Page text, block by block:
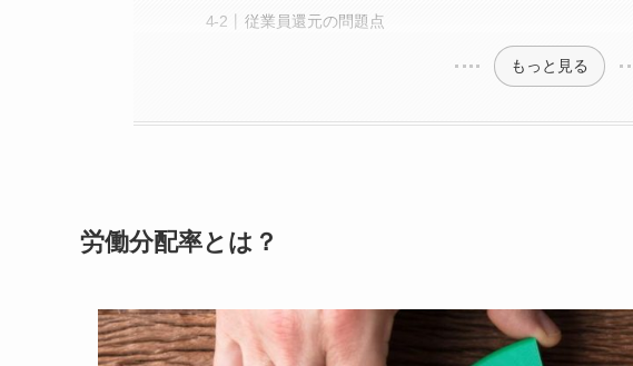
従業員還元の問題点
もっと見る
労働分配率とは？